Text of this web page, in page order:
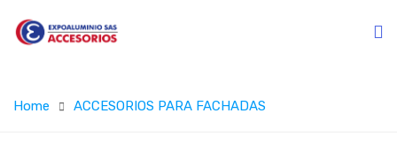
Home ACCESORIOS PARA FACHADAS